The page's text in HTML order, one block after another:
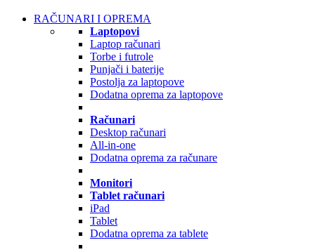
RAČUNARI I OPREMA
Laptopovi
Laptop računari
Torbe i futrole
Punjači i baterije
Postolja za laptopove
Dodatna oprema za laptopove
Računari
Desktop računari
All-in-one
Dodatna oprema za računare
Monitori
Tablet računari
iPad
Tablet
Dodatna oprema za tablete